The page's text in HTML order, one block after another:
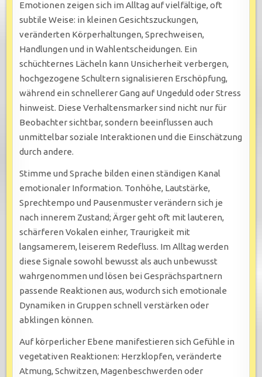
Emotionen zeigen sich im Alltag auf vielfältige, oft
subtile Weise: in kleinen Gesichtszuckungen,
veränderten Körperhaltungen, Sprechweisen,
Handlungen und in Wahlentscheidungen. Ein
schüchternes Lächeln kann Unsicherheit verbergen,
hochgezogene Schultern signalisieren Erschöpfung,
während ein schnellerer Gang auf Ungeduld oder Stress
hinweist. Diese Verhaltensmarker sind nicht nur für
Beobachter sichtbar, sondern beeinflussen auch
unmittelbar soziale Interaktionen und die Einschätzung
durch andere.
Stimme und Sprache bilden einen ständigen Kanal
emotionaler Information. Tonhöhe, Lautstärke,
Sprechtempo und Pausenmuster verändern sich je
nach innerem Zustand; Ärger geht oft mit lauteren,
schärferen Vokalen einher, Traurigkeit mit
langsamerem, leiserem Redefluss. Im Alltag werden
diese Signale sowohl bewusst als auch unbewusst
wahrgenommen und lösen bei Gesprächspartnern
passende Reaktionen aus, wodurch sich emotionale
Dynamiken in Gruppen schnell verstärken oder
abklingen können.
Auf körperlicher Ebene manifestieren sich Gefühle in
vegetativen Reaktionen: Herzklopfen, veränderte
Atmung, Schwitzen, Magenbeschwerden oder